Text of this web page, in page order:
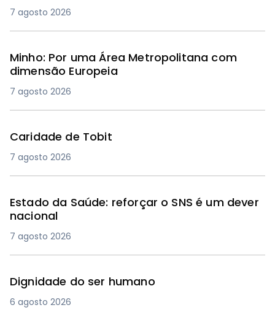
7 agosto 2026
Minho: Por uma Área Metropolitana com
dimensão Europeia
7 agosto 2026
Caridade de Tobit
7 agosto 2026
Estado da Saúde: reforçar o SNS é um dever
nacional
7 agosto 2026
Dignidade do ser humano
6 agosto 2026